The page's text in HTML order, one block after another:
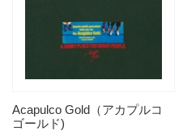
Acapulco Gold（アカプルコ
ゴールド)